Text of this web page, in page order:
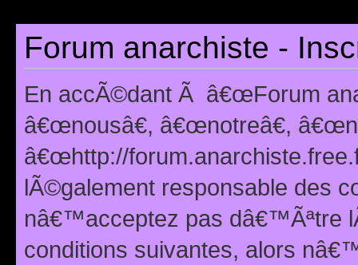
Forum anarchiste -
En accÃ©dant Ã â€œForum
â€œnousâ€, â€œnotreâ€,
â€œhttp://
lÃ©galement responsable des
nâ€™acceptez pas dâ€™Ãªtre
conditions suivantes, alors